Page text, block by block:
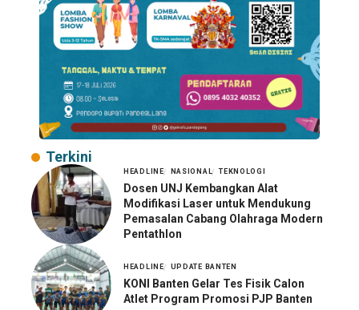
Terkini
HEADLINE NASIONAL TEKNOLOGI
Dosen UNJ Kembangkan Alat
Modifikasi Laser untuk Mendukung
Pemasalan Cabang Olahraga Modern
Pentathlon
HEADLINE UPDATE BANTEN
KONI Banten Gelar Tes Fisik Calon
Atlet Program Promosi PJP Banten